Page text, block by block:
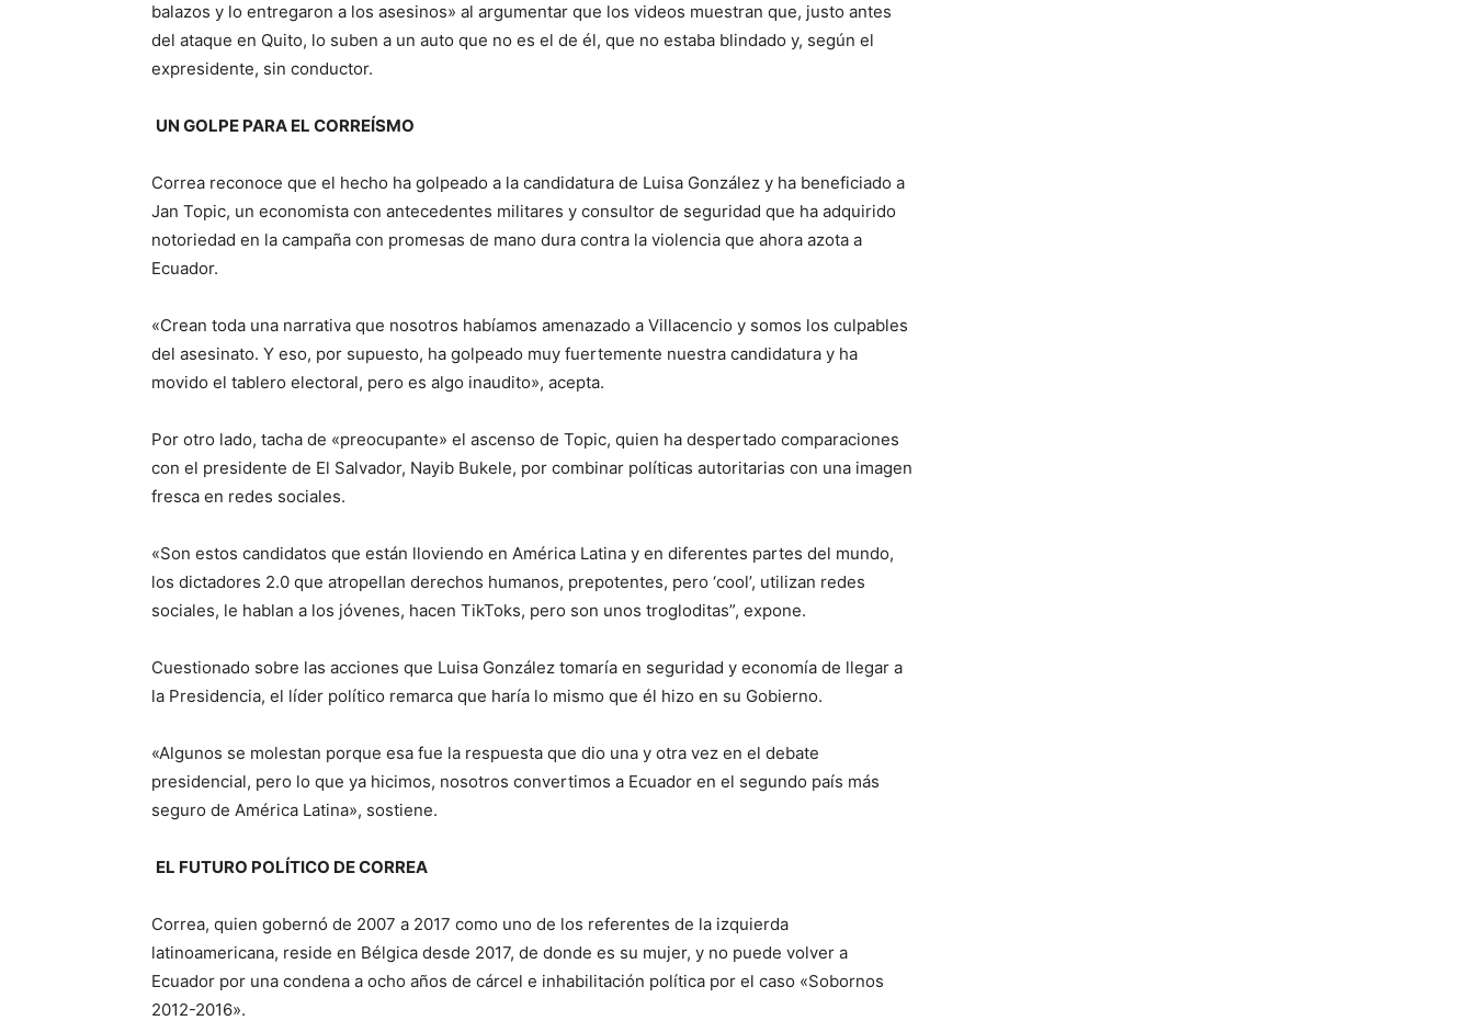
balazos y lo entregaron a los asesinos» al argumentar que los videos muestran que, justo antes
del ataque en Quito, lo suben a un auto que no es el de él, que no estaba blindado y, según el
expresidente, sin conductor.
UN GOLPE PARA EL CORREÍSMO
Correa reconoce que el hecho ha golpeado a la candidatura de Luisa González y ha beneficiado a
Jan Topic, un economista con antecedentes militares y consultor de seguridad que ha adquirido
notoriedad en la campaña con promesas de mano dura contra la violencia que ahora azota a
Ecuador.
«Crean toda una narrativa que nosotros habíamos amenazado a Villacencio y somos los culpables
del asesinato. Y eso, por supuesto, ha golpeado muy fuertemente nuestra candidatura y ha
movido el tablero electoral, pero es algo inaudito», acepta.
Por otro lado, tacha de «preocupante» el ascenso de Topic, quien ha despertado comparaciones
con el presidente de El Salvador, Nayib Bukele, por combinar políticas autoritarias con una imagen
fresca en redes sociales.
«Son estos candidatos que están lloviendo en América Latina y en diferentes partes del mundo,
los dictadores 2.0 que atropellan derechos humanos, prepotentes, pero ‘cool’, utilizan redes
sociales, le hablan a los jóvenes, hacen TikToks, pero son unos trogloditas”, expone.
Cuestionado sobre las acciones que Luisa González tomaría en seguridad y economía de llegar a
la Presidencia, el líder político remarca que haría lo mismo que él hizo en su Gobierno.
«Algunos se molestan porque esa fue la respuesta que dio una y otra vez en el debate
presidencial, pero lo que ya hicimos, nosotros convertimos a Ecuador en el segundo país más
seguro de América Latina», sostiene.
EL FUTURO POLÍTICO DE CORREA
Correa, quien gobernó de 2007 a 2017 como uno de los referentes de la izquierda
latinoamericana, reside en Bélgica desde 2017, de donde es su mujer, y no puede volver a
Ecuador por una condena a ocho años de cárcel e inhabilitación política por el caso «Sobornos
2012-2016».